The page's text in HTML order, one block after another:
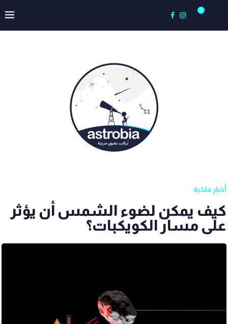
0
أخبار فلكية
كيف يمكن لضوء الشمس أن يؤثر
على مسار الكويكبات؟